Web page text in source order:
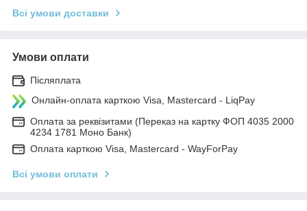
Всі умови доставки
Умови оплати
Післяплата
Онлайн-оплата карткою Visa, Mastercard - LiqPay
Оплата за реквізитами (Переказ на картку ФОП 4035 2000
4234 1781 Моно Банк)
Оплата карткою Visa, Mastercard - WayForPay
Всі умови оплати